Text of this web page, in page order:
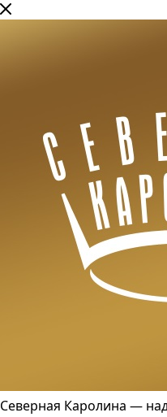
Северная Каролина —